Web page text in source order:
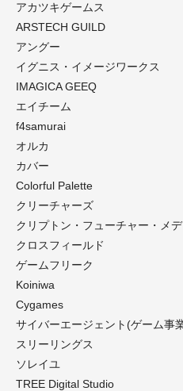
アカツキゲームス
ARSTECH GUILD
アングー
イグニス・イメージワークス
IMAGICA GEEQ
エイチーム
f4samurai
オルカ
カバー
Colorful Palette
クリーチャーズ
クリプトン・フューチャー・メ
クロスフィールド
ゲームフリーク
Koiniwa
Cygames
サイバーエージェント(ゲーム事
スリーリングス
ソレイユ
TREE Digital Studio